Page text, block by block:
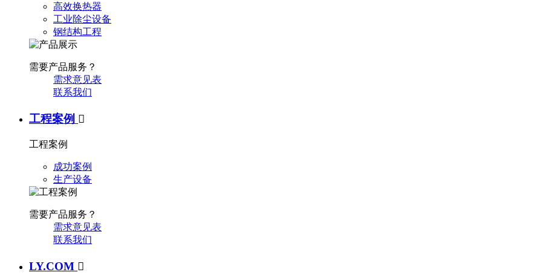
高效换热器
工业除尘设备
钢结构工程
需要产品服务？
需求意见表
联系我们
工程案例 
工程案例
成功案例
生产设备
需要产品服务？
需求意见表
联系我们
LY.COM 